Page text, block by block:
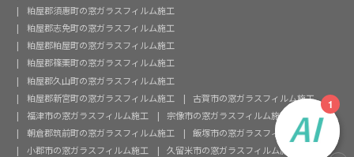
粕屋郡須惠町の窓ガラスフィルム施工
粕屋郡志免町の窓ガラスフィルム施工
粕屋郡粕屋町の窓ガラスフィルム施工
粕屋郡篠栗町の窓ガラスフィルム施工
粕屋郡久山町の窓ガラスフィルム施工
粕屋郡新宮町の窓ガラスフィルム施工
古賀市の窓ガラスフィルム施工
福津市の窓ガラスフィルム施工
宗像市の窓ガラスフィルム施工
朝倉郡筑前町の窓ガラスフィルム施工
飯塚市の窓ガラスフィルム施工
小郡市の窓ガラスフィルム施工
久留米市の窓ガラスフィルム施工